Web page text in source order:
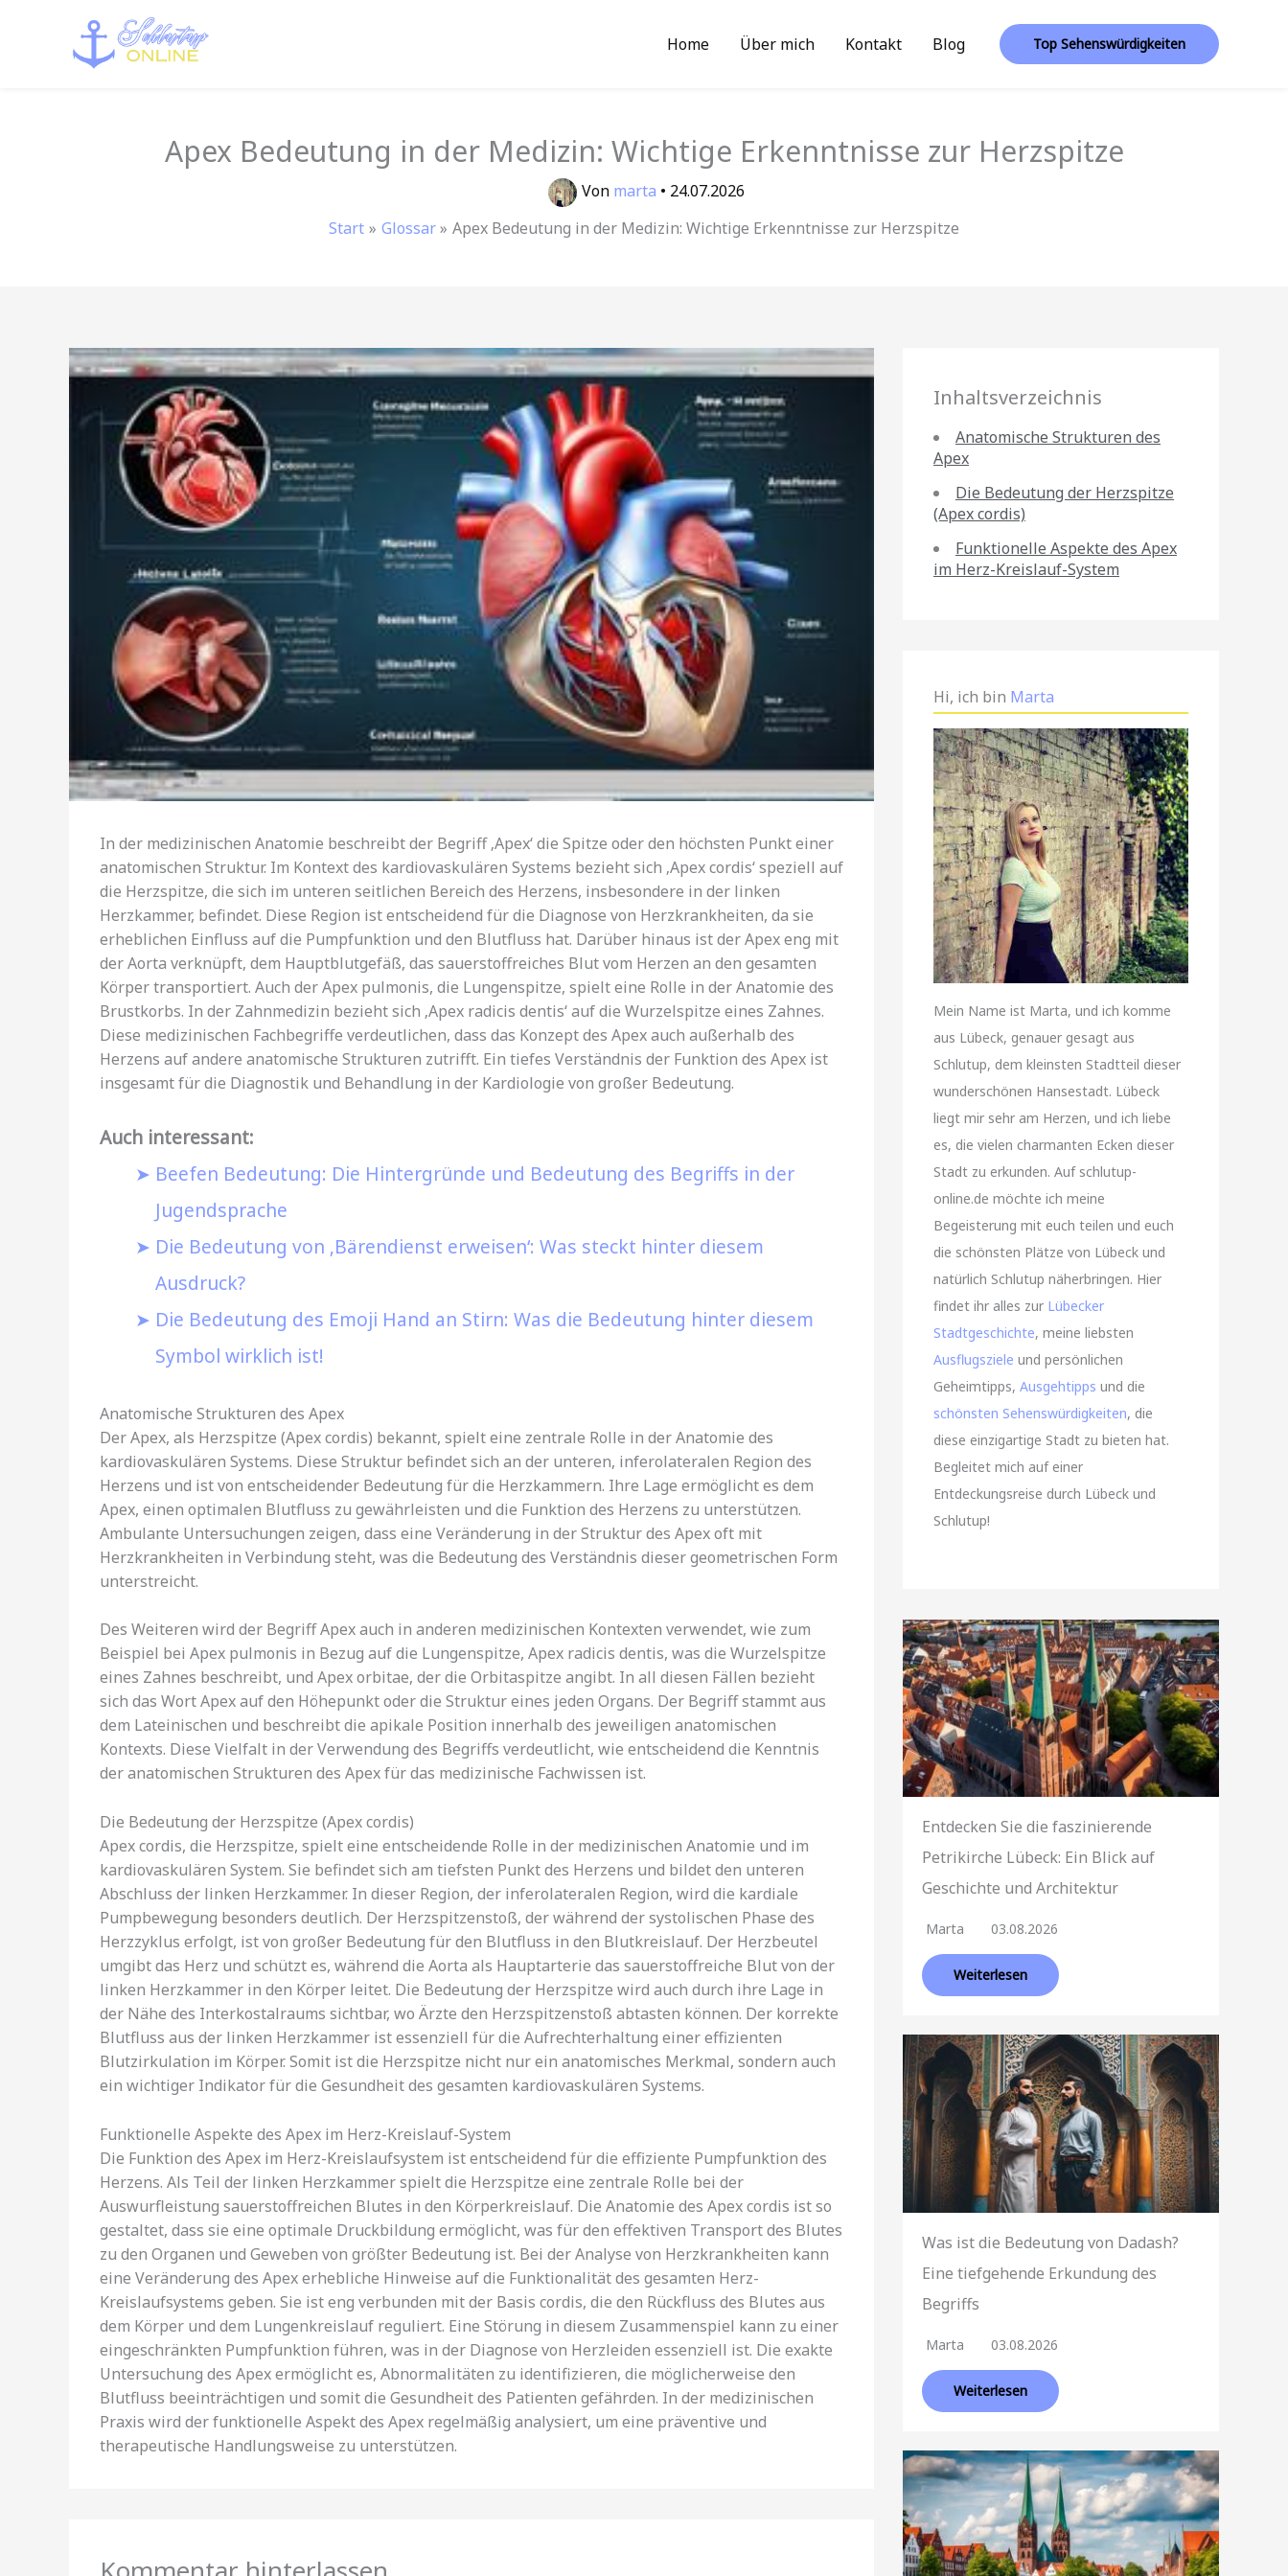
Home Über mich Kontakt Blog Top Sehenswürdigkeiten
Apex Bedeutung in der Medizin: Wichtige Erkenntnisse zur Herzspitze
Von marta • 24.07.2026
Start
Glossar Apex Bedeutung in der Medizin: Wichtige Erkenntnisse zur Herzspitze
In der medizinischen Anatomie beschreibt der Begriff ‚Apex‘ die Spitze oder den höchsten Punkt einer
anatomischen Struktur. Im Kontext des kardiovaskulären Systems bezieht sich ‚Apex cordis‘ speziell auf
die Herzspitze, die sich im unteren seitlichen Bereich des Herzens, insbesondere in der linken
Herzkammer, befindet. Diese Region ist entscheidend für die Diagnose von Herzkrankheiten, da sie
erheblichen Einfluss auf die Pumpfunktion und den Blutfluss hat. Darüber hinaus ist der Apex eng mit
der Aorta verknüpft, dem Hauptblutgefäß, das sauerstoffreiches Blut vom Herzen an den gesamten
Körper transportiert. Auch der Apex pulmonis, die Lungenspitze, spielt eine Rolle in der Anatomie des
Brustkorbs. In der Zahnmedizin bezieht sich ‚Apex radicis dentis‘ auf die Wurzelspitze eines Zahnes.
Diese medizinischen Fachbegriffe verdeutlichen, dass das Konzept des Apex auch außerhalb des
Herzens auf andere anatomische Strukturen zutrifft. Ein tiefes Verständnis der Funktion des Apex ist
insgesamt für die Diagnostik und Behandlung in der Kardiologie von großer Bedeutung.
Auch interessant:
Beefen Bedeutung: Die Hintergründe und Bedeutung des Begriffs in der
Jugendsprache
Die Bedeutung von ‚Bärendienst erweisen‘: Was steckt hinter diesem
Ausdruck?
Die Bedeutung des Emoji Hand an Stirn: Was die Bedeutung hinter diesem
Symbol wirklich ist!
Anatomische Strukturen des Apex
Der Apex, als Herzspitze (Apex cordis) bekannt, spielt eine zentrale Rolle in der Anatomie des
kardiovaskulären Systems. Diese Struktur befindet sich an der unteren, inferolateralen Region des
Herzens und ist von entscheidender Bedeutung für die Herzkammern. Ihre Lage ermöglicht es dem
Apex, einen optimalen Blutfluss zu gewährleisten und die Funktion des Herzens zu unterstützen.
Ambulante Untersuchungen zeigen, dass eine Veränderung in der Struktur des Apex oft mit
Herzkrankheiten in Verbindung steht, was die Bedeutung des Verständnis dieser geometrischen Form
unterstreicht.
Des Weiteren wird der Begriff Apex auch in anderen medizinischen Kontexten verwendet, wie zum
Beispiel bei Apex pulmonis in Bezug auf die Lungenspitze, Apex radicis dentis, was die Wurzelspitze
eines Zahnes beschreibt, und Apex orbitae, der die Orbitaspitze angibt. In all diesen Fällen bezieht
sich das Wort Apex auf den Höhepunkt oder die Struktur eines jeden Organs. Der Begriff stammt aus
dem Lateinischen und beschreibt die apikale Position innerhalb des jeweiligen anatomischen
Kontexts. Diese Vielfalt in der Verwendung des Begriffs verdeutlicht, wie entscheidend die Kenntnis
der anatomischen Strukturen des Apex für das medizinische Fachwissen ist.
Die Bedeutung der Herzspitze (Apex cordis)
Apex cordis, die Herzspitze, spielt eine entscheidende Rolle in der medizinischen Anatomie und im
kardiovaskulären System. Sie befindet sich am tiefsten Punkt des Herzens und bildet den unteren
Abschluss der linken Herzkammer. In dieser Region, der inferolateralen Region, wird die kardiale
Pumpbewegung besonders deutlich. Der Herzspitzenstoß, der während der systolischen Phase des
Herzzyklus erfolgt, ist von großer Bedeutung für den Blutfluss in den Blutkreislauf. Der Herzbeutel
umgibt das Herz und schützt es, während die Aorta als Hauptarterie das sauerstoffreiche Blut von der
linken Herzkammer in den Körper leitet. Die Bedeutung der Herzspitze wird auch durch ihre Lage in
der Nähe des Interkostalraums sichtbar, wo Ärzte den Herzspitzenstoß abtasten können. Der korrekte
Blutfluss aus der linken Herzkammer ist essenziell für die Aufrechterhaltung einer effizienten
Blutzirkulation im Körper. Somit ist die Herzspitze nicht nur ein anatomisches Merkmal, sondern auch
ein wichtiger Indikator für die Gesundheit des gesamten kardiovaskulären Systems.
Funktionelle Aspekte des Apex im Herz-Kreislauf-System
Die Funktion des Apex im Herz-Kreislaufsystem ist entscheidend für die effiziente Pumpfunktion des
Herzens. Als Teil der linken Herzkammer spielt die Herzspitze eine zentrale Rolle bei der
Auswurfleistung sauerstoffreichen Blutes in den Körperkreislauf. Die Anatomie des Apex cordis ist so
gestaltet, dass sie eine optimale Druckbildung ermöglicht, was für den effektiven Transport des Blutes
zu den Organen und Geweben von größter Bedeutung ist. Bei der Analyse von Herzkrankheiten kann
eine Veränderung des Apex erhebliche Hinweise auf die Funktionalität des gesamten Herz-
Kreislaufsystems geben. Sie ist eng verbunden mit der Basis cordis, die den Rückfluss des Blutes aus
dem Körper und dem Lungenkreislauf reguliert. Eine Störung in diesem Zusammenspiel kann zu einer
eingeschränkten Pumpfunktion führen, was in der Diagnose von Herzleiden essenziell ist. Die exakte
Untersuchung des Apex ermöglicht es, Abnormalitäten zu identifizieren, die möglicherweise den
Blutfluss beeinträchtigen und somit die Gesundheit des Patienten gefährden. In der medizinischen
Praxis wird der funktionelle Aspekt des Apex regelmäßig analysiert, um eine präventive und
therapeutische Handlungsweise zu unterstützen.
Inhaltsverzeichnis
Anatomische Strukturen des
Apex
Die Bedeutung der Herzspitze
(Apex cordis)
Funktionelle Aspekte des Apex
im Herz-Kreislauf-System
Hi, ich bin Marta
Mein Name ist Marta, und ich komme
aus Lübeck, genauer gesagt aus
Schlutup, dem kleinsten Stadtteil dieser
wunderschönen Hansestadt. Lübeck
liegt mir sehr am Herzen, und ich liebe
es, die vielen charmanten Ecken dieser
Stadt zu erkunden. Auf schlutup-
online.de möchte ich meine
Begeisterung mit euch teilen und euch
die schönsten Plätze von Lübeck und
natürlich Schlutup näherbringen. Hier
findet ihr alles zur Lübecker
Stadtgeschichte, meine liebsten
Ausflugsziele und persönlichen
Geheimtipps, Ausgehtipps und die
schönsten Sehenswürdigkeiten, die
diese einzigartige Stadt zu bieten hat.
Begleitet mich auf einer
Entdeckungsreise durch Lübeck und
Schlutup!
Entdecken Sie die faszinierende
Petrikirche Lübeck: Ein Blick auf
Geschichte und Architektur
Marta 03.08.2026
Weiterlesen
Was ist die Bedeutung von Dadash?
Eine tiefgehende Erkundung des
Begriffs
Marta 03.08.2026
Weiterlesen